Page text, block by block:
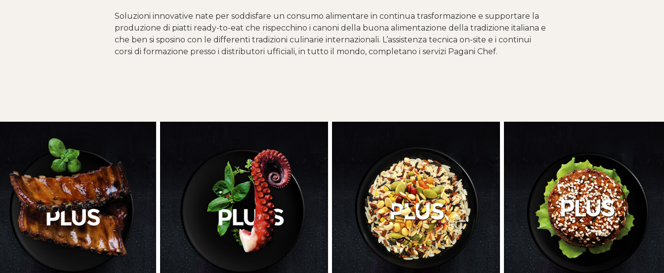
Soluzioni innovative nate per soddisfare un consumo alimentare in continua trasformazione e supportare la
produzione di piatti ready-to-eat che rispecchino i canoni della buona alimentazione della tradizione italiana e
che ben si sposino con le differenti tradizioni culinarie internazionali. L’assistenza tecnica on-site e i continui
corsi di formazione presso i distributori ufficiali, in tutto il mondo, completano i servizi Pagani Chef.